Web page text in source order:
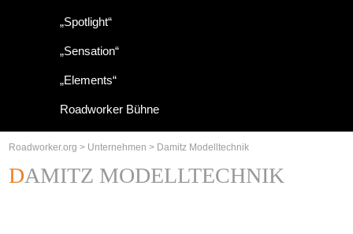
„Spotlight“
„Sensation“
„Elements“
Roadworker Bühne
Roadworker.org > Unternehmen > Damitz Modelltechnik
DAMITZ MODELLTECHNIK